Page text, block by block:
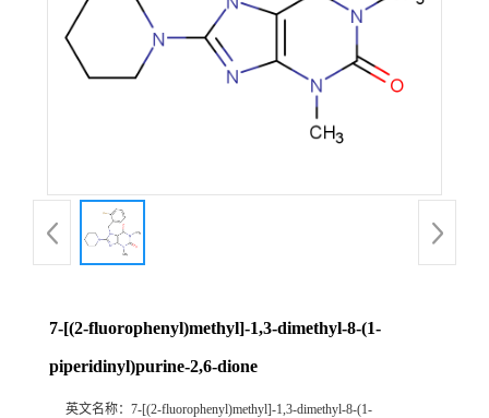
7-[(2-fluorophenyl)methyl]-1,3-dimethyl-8-(1-
piperidinyl)purine-2,6-dione
英文名称： 7-[(2-fluorophenyl)methyl]-1,3-dimethyl-8-(1-